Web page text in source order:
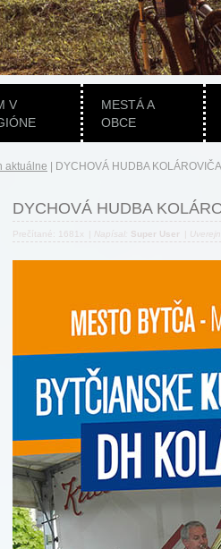
V
MESTÁ A
OBCE
aktuálne DYCHOVÁ HUDBA
DYCHOVÁ HUDBA
Prečítané: 1681x Napísal: Super User